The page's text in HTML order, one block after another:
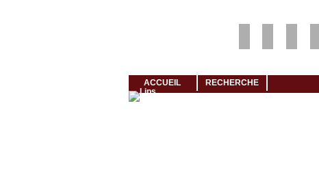
ACCUEIL RECHERCHE